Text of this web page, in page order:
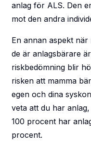
anlag för ALS. Den
mot den andra
En annan aspekt
de är anlagsbärare
riskbedömning blir
risken att mamma
egen och dina
veta att du har
100 procent har
procent.